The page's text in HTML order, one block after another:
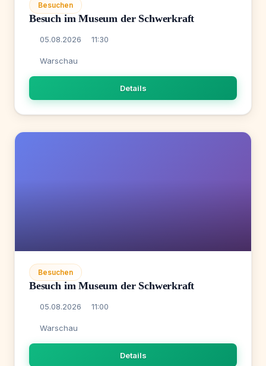
Besuchen
Besuch im Museum der Schwerkraft
05.08.2026 11:30
Warschau
Details
Besuchen
Besuch im Museum der Schwerkraft
05.08.2026 11:00
Warschau
Details